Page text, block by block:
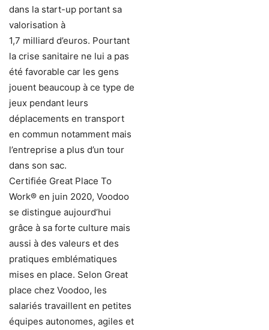
dans la start-up portant sa
valorisation à
1,7 milliard d’euros. Pourtant
la crise sanitaire ne lui a pas
été favorable car les gens
jouent beaucoup à ce type de
jeux pendant leurs
déplacements en transport
en commun notamment mais
l’entreprise a plus d’un tour
dans son sac.
Certifiée Great Place To
Work® en juin 2020, Voodoo
se distingue aujourd’hui
grâce à sa forte culture mais
aussi à des valeurs et des
pratiques emblématiques
mises en place. Selon Great
place chez Voodoo, les
salariés travaillent en petites
équipes autonomes, agiles et